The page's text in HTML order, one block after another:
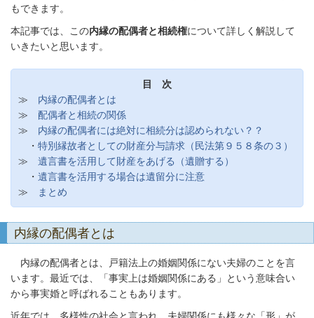
もできます。
本記事では、この内縁の配偶者と相続権について詳しく解説して
いきたいと思います。
目 次
≫ 内縁の配偶者とは
≫ 配偶者と相続の関係
≫ 内縁の配偶者には絶対に相続分は認められない？？
・ 特別縁故者としての財産分与請求（民法第９５８条の３）
≫ 遺言書を活用して財産をあげる（遺贈する）
・ 遺言書を活用する場合は遺留分に注意
≫
まとめ
内縁の配偶者とは
内縁の配偶者とは、戸籍法上の婚姻関係にない夫婦のことを言
います。最近では、「事実上は婚姻関係にある」という意味合い
から事実婚と呼ばれることもあります。